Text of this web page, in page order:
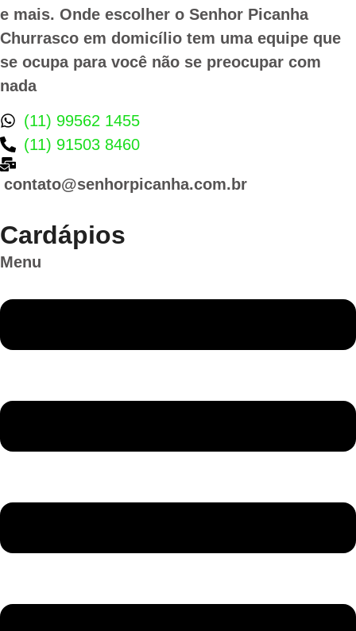
e mais. Onde escolher o Senhor Picanha
Churrasco em domicílio tem uma equipe que
se ocupa para você não se preocupar com
nada
(11) 99562 1455
(11) 91503 8460
contato@senhorpicanha.com.br
Cardápios
Menu